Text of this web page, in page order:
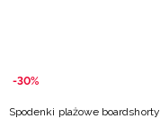
-30%
Spodenki plażowe boardshorty